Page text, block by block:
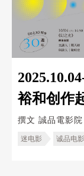
裕和创作
撰文 誠品電影院
迷电影 诚品电